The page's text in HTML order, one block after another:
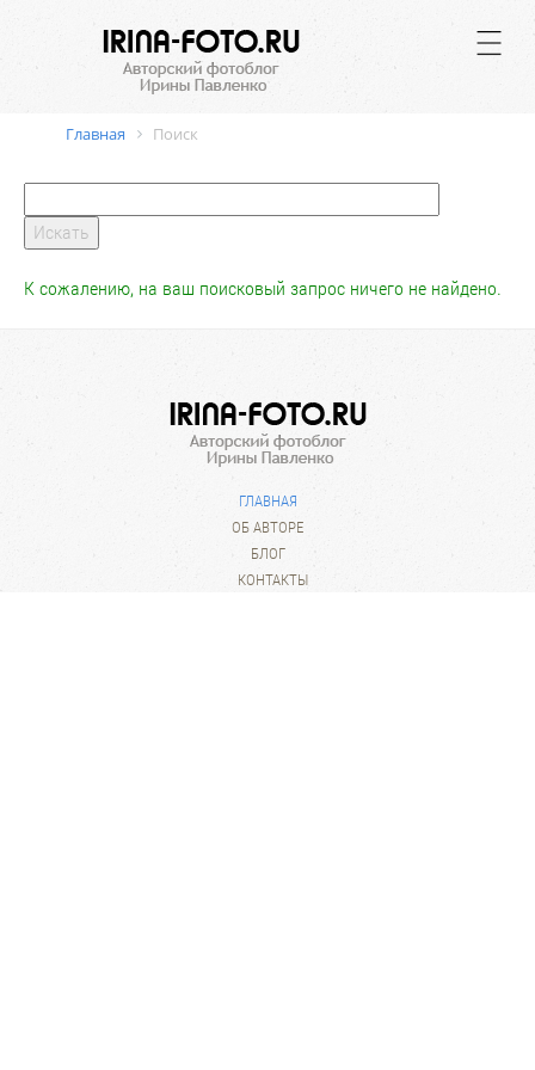
.
Главная Поиск
К сожалению, на ваш поисковый запрос ничего не найдено.
ГЛАВНАЯ
ОБ АВТОРЕ
БЛОГ
КОНТАКТЫ